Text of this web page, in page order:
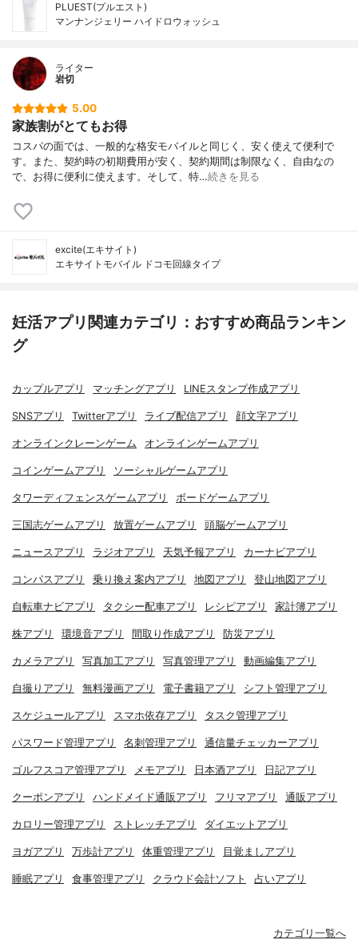
PLUEST(プルエスト)
マンナンジェリー ハイドロウォッシュ
ライター
岩切
5.00
家族割がとてもお得
コスパの面では、一般的な格安モバイルと同じく、安く使えて便利で
す。また、契約時の初期費用が安く、契約期間は制限なく、自由なの
で、お得に便利に使えます。そして、特…続きを見る
excite(エキサイト)
エキサイトモバイル ドコモ回線タイプ
妊活アプリ関連カテゴリ：おすすめ商品ランキン
グ
カップルアプリ マッチングアプリ LINEスタンプ作成アプリ
SNSアプリ Twitterアプリ ライブ配信アプリ 顔文字アプリ
オンラインクレーンゲーム オンラインゲームアプリ
コインゲームアプリ ソーシャルゲームアプリ
タワーディフェンスゲームアプリ ボードゲームアプリ
三国志ゲームアプリ 放置ゲームアプリ 頭脳ゲームアプリ
ニュースアプリ ラジオアプリ 天気予報アプリ カーナビアプリ
コンパスアプリ 乗り換え案内アプリ 地図アプリ 登山地図アプリ
自転車ナビアプリ タクシー配車アプリ レシピアプリ 家計簿アプリ
株アプリ 環境音アプリ 間取り作成アプリ 防災アプリ
カメラアプリ 写真加工アプリ 写真管理アプリ 動画編集アプリ
自撮りアプリ 無料漫画アプリ 電子書籍アプリ シフト管理アプリ
スケジュールアプリ スマホ依存アプリ タスク管理アプリ
パスワード管理アプリ 名刺管理アプリ 通信量チェッカーアプリ
ゴルフスコア管理アプリ メモアプリ 日本酒アプリ 日記アプリ
クーポンアプリ ハンドメイド通販アプリ フリマアプリ 通販アプリ
カロリー管理アプリ ストレッチアプリ ダイエットアプリ
ヨガアプリ 万歩計アプリ 体重管理アプリ 目覚ましアプリ
睡眠アプリ 食事管理アプリ クラウド会計ソフト 占いアプリ
カテゴリ一覧へ